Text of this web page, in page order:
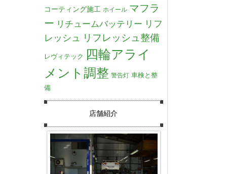
コーティング施工 ホイール マフラ
ー リチュームバッテリー リフ
レッシュ
リフレッシュ整備
レヴィテック 四輪アライ
メント調整 警告灯 車検と整
備
店舗紹介